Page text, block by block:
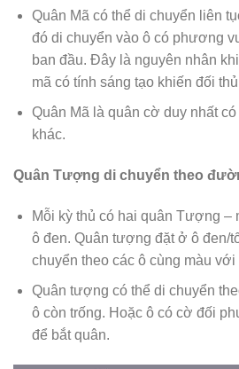
Quân Mã có thể di chuyển liên
đó di chuyển vào ô có phương
ban đầu. Đây là nguyên nhân
mã có tính sáng tạo khiến đối
Quân Mã là quân cờ duy nhất
khác.
Quân Tượng di chuyển theo
Mỗi kỳ thủ có hai quân Tượng –
ô đen. Quân tượng đặt ở ô đen/
chuyển theo các ô cùng màu với
Quân tượng có thể di chuyển
ô còn trống. Hoặc ô có cờ đối
để bắt quân.